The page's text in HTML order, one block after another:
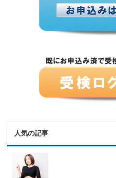
人気の記事